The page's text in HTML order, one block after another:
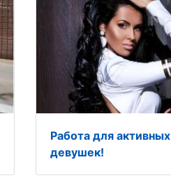
Работа для активных
девушек!